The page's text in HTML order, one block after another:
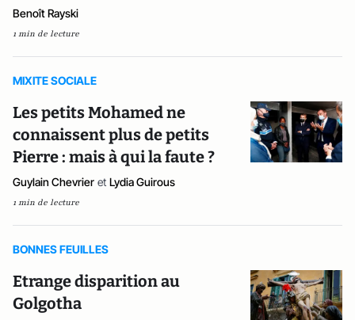
Benoît Rayski
1 min de lecture
MIXITE SOCIALE
Les petits Mohamed ne
connaissent plus de petits
Pierre : mais à qui la faute ?
Guylain Chevrier et Lydia Guirous
1 min de lecture
BONNES FEUILLES
Etrange disparition au
Golgotha